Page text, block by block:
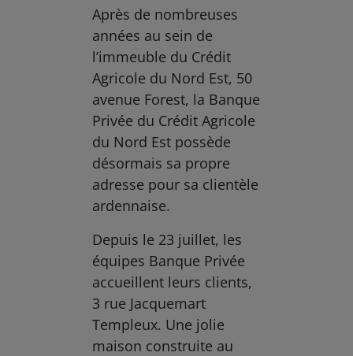
Après de nombreuses
années au sein de
l’immeuble du Crédit
Agricole du Nord Est, 50
avenue Forest, la Banque
Privée du Crédit Agricole
du Nord Est possède
désormais sa propre
adresse pour sa clientèle
ardennaise.
Depuis le 23 juillet, les
équipes Banque Privée
accueillent leurs clients,
3 rue Jacquemart
Templeux. Une jolie
maison construite au